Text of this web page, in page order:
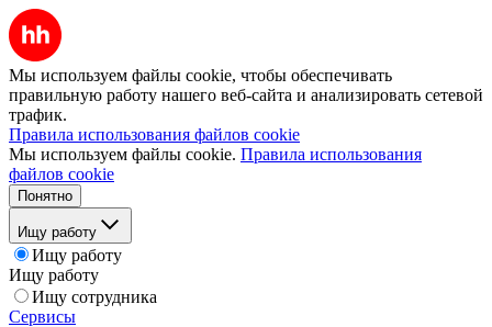
Мы используем файлы cookie, чтобы обеспечивать
правильную работу нашего веб-сайта и анализировать сетевой
трафик.
Правила использования файлов cookie
Мы используем файлы cookie. Правила использования
файлов cookie
Понятно
Ищу работу
Ищу работу
Ищу работу
Ищу сотрудника
Сервисы